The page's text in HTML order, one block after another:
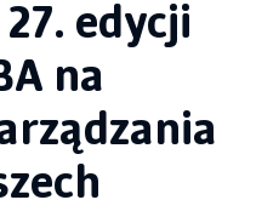
edycji
na